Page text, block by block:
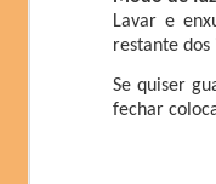
Lavar e
restante
Se quiser
fechar